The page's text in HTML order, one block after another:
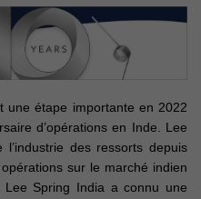
une étape importante en 2022
d’opérations en Inde. Lee
des ressorts depuis
sur le marché indien
Spring India a connu une